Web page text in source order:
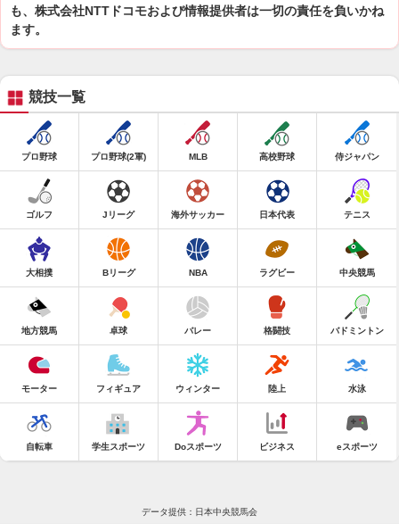
も、株式会社NTTドコモおよび情報提供者は一切の責任を負いかね
ます。
競技一覧
プロ野球 プロ野球(2軍) MLB 高校野球 侍ジャパン
ゴルフ Jリーグ 海外サッカー 日本代表 テニス
大相撲 Bリーグ NBA ラグビー 中央競馬
地方競馬 卓球 バレー 格闘技 バドミントン
モーター フィギュア ウィンター 陸上 水泳
自転車 学生スポーツ Doスポーツ ビジネス eスポーツ
データ提供：日本中央競馬会